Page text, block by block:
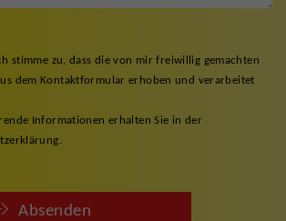
stimme zu, dass die von mir freiwillig gemachten
dem Kontaktformular erhoben und verarbeitet
Informationen erhalten Sie in der
Absenden